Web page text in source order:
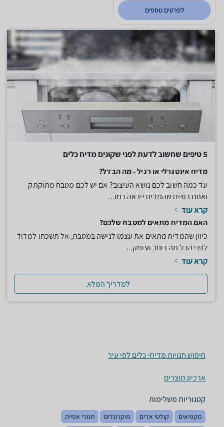
לפרטים נוספים
5 טיפים שחשוב לדעת לפני שקונים מדיח כלים
מדיח אינטגרלי או רגיל - מה הבדל?
עד כמה חשוב לכם נושא העיצוב? אם יש לכם מטבח מתוקתק
ואתם רוצים שהמדיח ייראה כמו...
קרא עוד
האם המדיח מתאים למטבח שלכם?
כיוון שהמדיח מתאים את עצמו לנישה במטבח, אל תשכחו למדוד
לפני הכל מה רוחב ועומק...
קרא עוד
למדריך המלא
חיפוש חנויות מדיחי כלים לפי עיר
ארכיון מוצרים
קטגוריות משלימות
מקפיאים קולטי אדים מיקרוגלים
תנורי אפייה